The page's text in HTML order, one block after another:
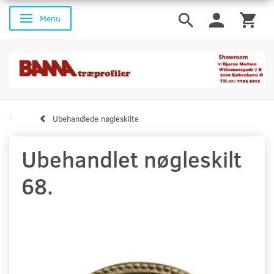
Skifte navigation
Menu
Ubehandlede nøgleskilte
Ubehandlet nøgleskilt
68.